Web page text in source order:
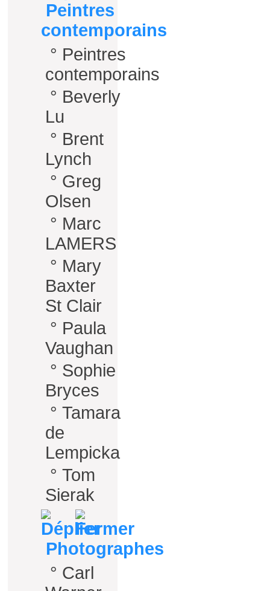
Peintres
contemporains
° Peintres
contemporains
° Beverly
Lu
° Brent
Lynch
° Greg
Olsen
° Marc
LAMERS
° Mary
Baxter
St Clair
° Paula
Vaughan
° Sophie
Bryces
° Tamara
de
Lempicka
° Tom
Sierak
Photographes
° Carl